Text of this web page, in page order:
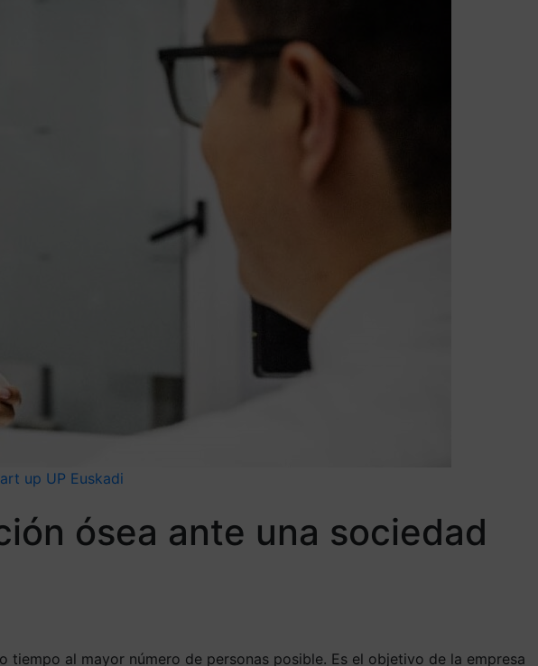
up UP Euskadi
ósea ante una sociedad
al mayor número de personas posible. Es el objetivo de la empresa